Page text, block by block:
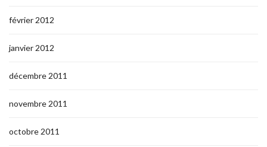
février 2012
janvier 2012
décembre 2011
novembre 2011
octobre 2011